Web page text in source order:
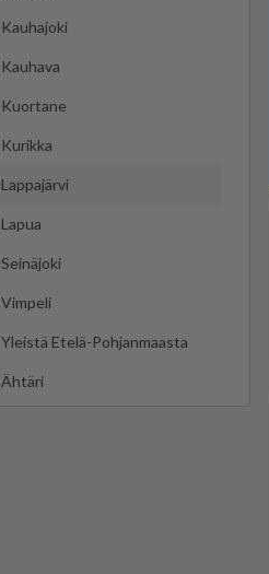
Kauhajoki
Kauhava
Kuortane
Kurikka
Lappajärvi
Lapua
Seinäjoki
Vimpeli
Yleistä Etelä-Pohjanmaasta
Ähtäri